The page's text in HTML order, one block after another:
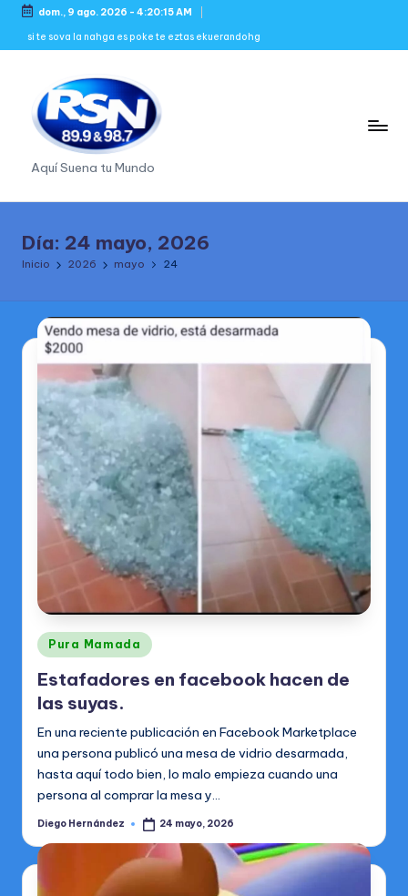
Saltar
contenido
dom., 9 ago. 2026 - 4:20:15 AM
si te sova la nahga es poke te eztas ekuerandohg
R
a
d
i
S
in
N
o
m
b
e
In
e
r
n
a
ci
o
n
a
l
Aquí Suena tu Mundo
Día: 24 mayo, 2026
Inicio 2026 mayo 24
Publicado
en
Pura Mamada
Estafadores en facebook hacen de
las suyas.
En una reciente publicación en Facebook Marketplace
una persona publicó una mesa de vidrio desarmada,
hasta aquí todo bien, lo malo empieza cuando una
persona al comprar la mesa y…
Publicado
Diego Hernández 24 mayo, 2026